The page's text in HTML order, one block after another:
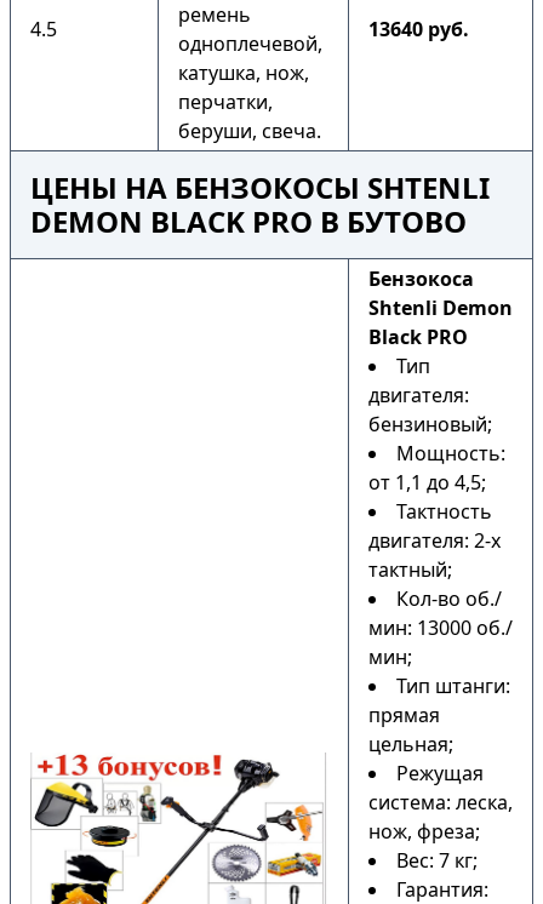
4.5
ремень
одноплечевой,
катушка, нож,
перчатки,
беруши, свеча.
13640 руб.
ЦЕНЫ НА БЕНЗОКОСЫ SHTENLI
DEMON BLACK PRO В БУТОВО
Бензокоса
Shtenli Demon
Black PRO
Тип
двигателя:
бензиновый;
Мощность:
от 1,1 до 4,5;
Тактность
двигателя: 2-х
тактный;
Кол-во об./
мин: 13000 об./
мин;
Тип штанги:
прямая
цельная;
Режущая
система: леска,
нож, фреза;
Вес: 7 кг;
Гарантия: